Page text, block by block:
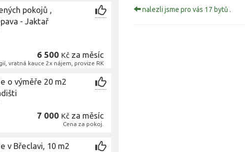
Pozemky Komerční
pokojů ,
- Jaktař
6 500 Kč za měsíc
vratná kauce 2x nájem, provize RK
o výměře 20 m2
7 000 Kč za měsíc
Cena za pokoj.
v Břeclavi, 10 m2
nalezli jsme pro vás 17 bytů .